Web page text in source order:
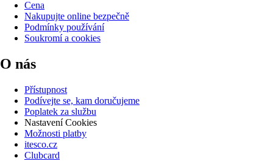
Cena
Nakupujte online bezpečně
Podmínky používání
Soukromí a cookies
O nás
Přístupnost
Podívejte se, kam doručujeme
Poplatek za službu
Nastavení Cookies
Možnosti platby
itesco.cz
Clubcard